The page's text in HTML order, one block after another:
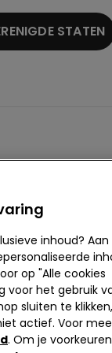
STATEN
Balconett
e
n
e
inhoud? Aan
op "Alle cookies
voor het gebruik
sluiten te
actief. Voor
. Om je